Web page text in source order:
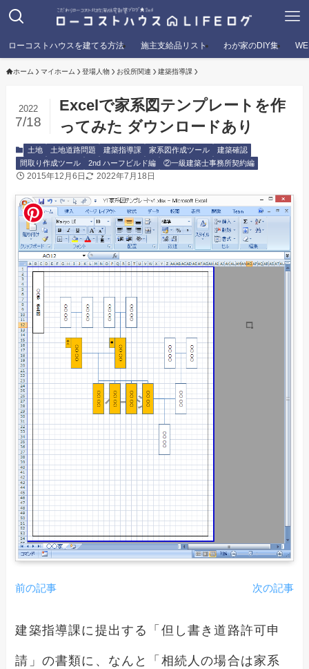
ローコストハウスを建てる方法 施主支給品リスト わが家のDIY集
ホーム マイホーム 登場人物 お役所関連 建築指導課
Excelで家系図テンプレートを作
ってみた ダウンロードあり
2022
7/18
土地 土地道路問題 建築指導課 家系図作成ツール
建築確認
間取り作成ツール
2nd ハーフビルド編 ②一級建築士事務所契約編
2015年12月6日 2022年7月18日
前の記事 次の記事
建築指導課に提出する「但し書き道路許可申
請」の書類に、なんと「相続人の場合は家系